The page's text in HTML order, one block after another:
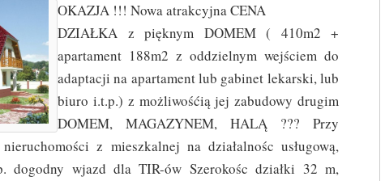
OKAZJA !!! Nowa atrakcyjna CENA
DZIAŁKA z pięknym DOMEM ( 410m2 +
apartament 188m2 z oddzielnym wejściem do
adaptacji na apartament lub gabinet lekarski, lub
biuro i.t.p.) z możliwośćią jej zabudowy drugim
DOMEM, MAGAZYNEM, HALĄ ??? Przy
z mieszkalnej na działalnośc usługową,
dogodny wjazd dla TIR-ów Szerokośc działki 32 m,